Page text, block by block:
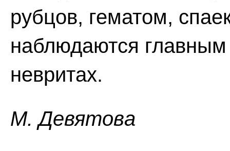
рубцов, гематом,
наблюдаются главным
невритах.
M. Дeвятoвa